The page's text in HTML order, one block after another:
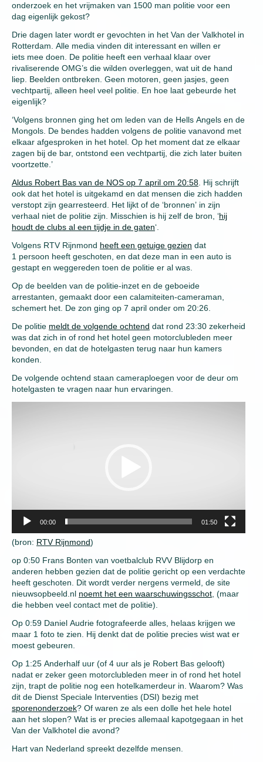
onderzoek en het vrijmaken van 1500 man politie voor een
dag eigenlijk gekost?
Drie dagen later wordt er gevochten in het Van der Valkhotel in
Rotterdam. Alle media vinden dit interessant en willen er
iets mee doen. De politie heeft een verhaal klaar over
rivaliserende OMG’s die wilden overleggen, wat uit de hand
liep. Beelden ontbreken. Geen motoren, geen jasjes, geen
vechtpartij, alleen heel veel politie. En hoe laat gebeurde het
eigenlijk?
‘Volgens bronnen ging het om leden van de Hells Angels en de
Mongols. De bendes hadden volgens de politie vanavond met
elkaar afgesproken in het hotel. Op het moment dat ze elkaar
zagen bij de bar, ontstond een vechtpartij, die zich later buiten
voortzette.’
Aldus Robert Bas van de NOS op 7 april om 20:58 . Hij schrijft
ook dat het hotel is uitgekamd en dat mensen die zich hadden
verstopt zijn gearresteerd. Het lijkt of de ‘bronnen’ in zijn
verhaal niet de politie zijn. Misschien is hij zelf de bron, ‘hij
houdt de clubs al een tijdje in de gaten‘.
Volgens RTV Rijnmond heeft een getuige gezien dat
1 persoon heeft geschoten, en dat deze man in een auto is
gestapt en weggereden toen de politie er al was.
Op de beelden van de politie-inzet en de geboeide
arrestanten, gemaakt door een calamiteiten-cameraman,
schemert het. De zon ging op 7 april onder om 20:26.
De politie meldt de volgende ochtend dat rond 23:30 zekerheid
was dat zich in of rond het hotel geen motorclubleden meer
bevonden, en dat de hotelgasten terug naar hun kamers
konden.
De volgende ochtend staan cameraploegen voor de deur om
hotelgasten te vragen naar hun ervaringen.
00:00 01:50
(bron: RTV Rijnmond)
op 0:50 Frans Bonten van voetbalclub RVV Blijdorp en
anderen hebben gezien dat de politie gericht op een verdachte
heeft geschoten. Dit wordt verder nergens vermeld, de site
nieuwsopbeeld.nl noemt het een waarschuwingsschot , (maar
die hebben veel contact met de politie).
Op 0:59 Daniel Audrie fotografeerde alles, helaas krijgen we
maar 1 foto te zien. Hij denkt dat de politie precies wist wat er
moest gebeuren.
Op 1:25 Anderhalf uur (of 4 uur als je Robert Bas gelooft)
nadat er zeker geen motorclubleden meer in of rond het hotel
zijn, trapt de politie nog een hotelkamerdeur in. Waarom? Was
dit de Dienst Speciale Interventies (DSI) bezig met
sporenonderzoek? Of waren ze als een dolle het hele hotel
aan het slopen? Wat is er precies allemaal kapotgegaan in het
Van der Valkhotel die avond?
Hart van Nederland spreekt dezelfde mensen.